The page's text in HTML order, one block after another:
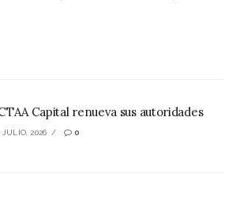
Capital renueva sus autoridades
JULIO, 2026 0